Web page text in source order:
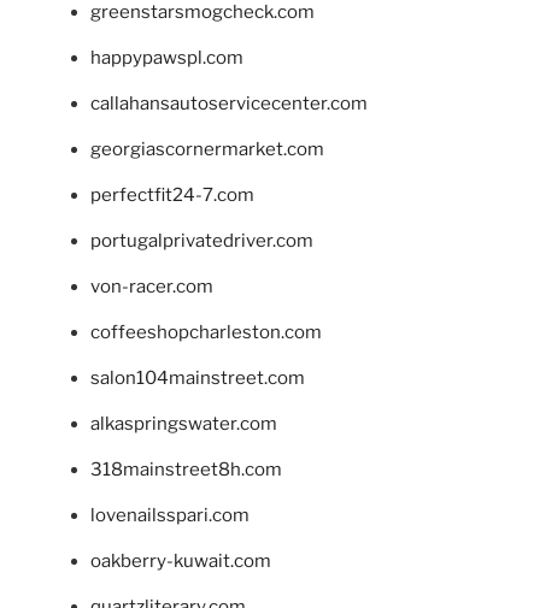
greenstarsmogcheck.com
happypawspl.com
callahansautoservicecenter.com
georgiascornermarket.com
perfectfit24-7.com
portugalprivatedriver.com
von-racer.com
coffeeshopcharleston.com
salon104mainstreet.com
alkaspringswater.com
318mainstreet8h.com
lovenailsspari.com
oakberry-kuwait.com